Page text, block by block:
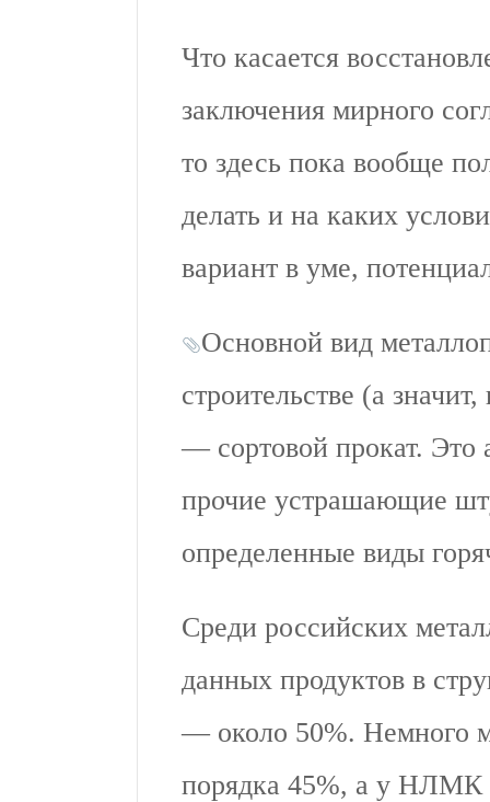
Что касается
заключения мирного
то здесь пока вообще
делать и на каких
вариант в уме,
Основной вид
строительстве (а
— сортовой прокат. Это
прочие устрашающие
определенные виды
Среди российских
данных продуктов в
— около 50%. Немного
порядка 45%, а у НЛМК